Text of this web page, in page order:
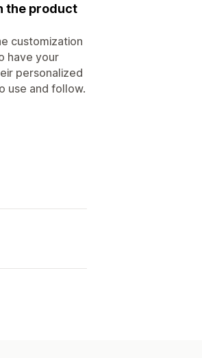
the product
customization
have your
personalized
use and follow.